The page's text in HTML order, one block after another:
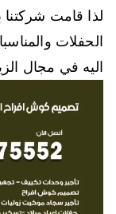
لذا قامت
الحفلات
اليه في مجال